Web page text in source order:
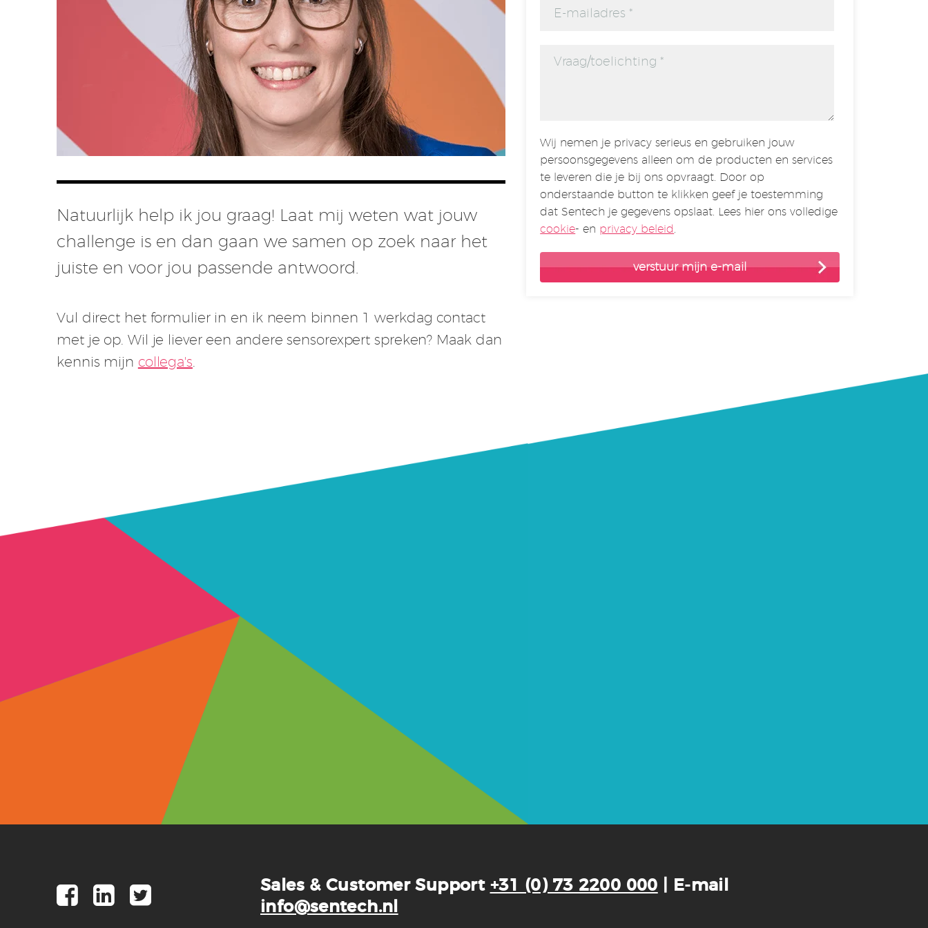
Natuurlijk help ik jou graag! Laat mij weten wat jouw
challenge is en dan gaan we samen op zoek naar het
juiste en voor jou passende antwoord.
Vul direct het formulier in en ik neem binnen 1 werkdag contact
met je op. Wil je liever een andere sensorexpert spreken? Maak dan
kennis mijn collega's.
Wij nemen je privacy serieus en gebruiken jouw
persoonsgegevens alleen om de producten en services
te leveren die je bij ons opvraagt. Door op
onderstaande button te klikken geef je toestemming
dat Sentech je gegevens opslaat. Lees hier ons volledige
cookie- en privacy beleid
Sales & Customer Support +31 (0) 73 2200 000 | E-mail
info@sentech.nl